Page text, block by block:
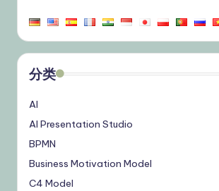
分类
AI
AI Presentation Studio
BPMN
Business Motivation Model
C4 Model